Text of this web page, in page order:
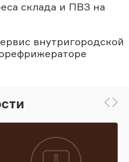
склада и ПВЗ на
внутригородской